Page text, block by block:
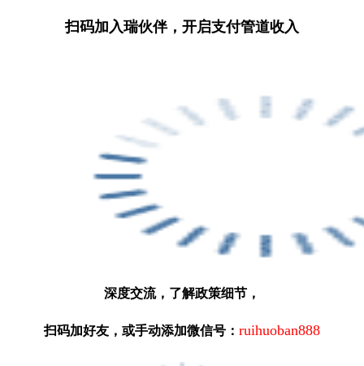
扫码加入瑞伙伴，开启支付管道收入
深度交流，了解政策细节，
扫码加好友，或手动添加微信号： ruihuoban888